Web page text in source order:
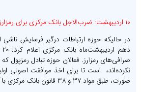
۱۰ اردیبهشت: ضرب‌الاجل بانک مرکزی برای رمزارزها
در حالیکه حوزه ارتباطات درگیر فرسایش
صرافی‌های رمزارز. فعالان حوزه تبادل رمزپول
نکرده‌اند، است تا برای اخذ موافقت اصولی
صورت، طبق مواد ۳۷ و ۳۸ قانون بانک مرکزی با آنها برخورد می‌شد.